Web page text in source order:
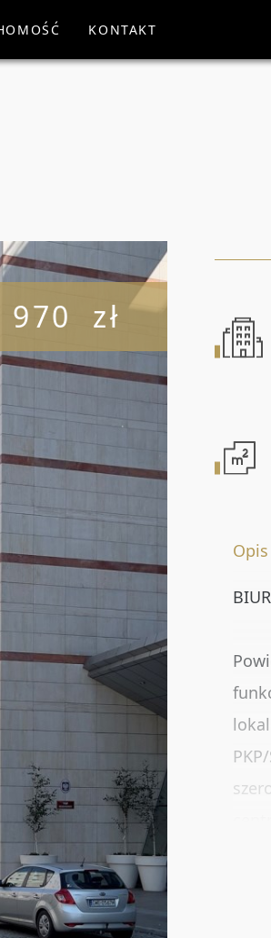
KONTAKT
Liczba pokoi od
DODATKOWE OPCJE
Rynekwtórny
Oferty
970 zł